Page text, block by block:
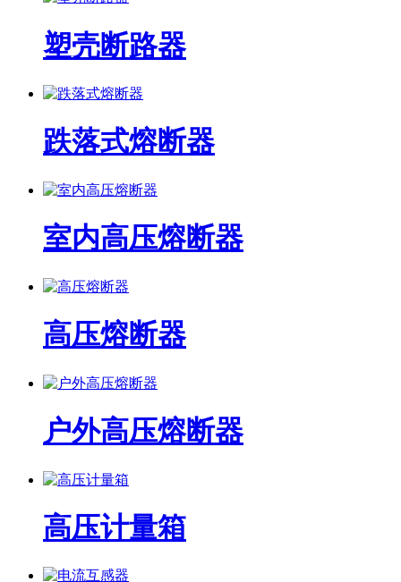
塑壳断路器
跌落式熔断器
室内高压熔断器
高压熔断器
户外高压熔断器
高压计量箱